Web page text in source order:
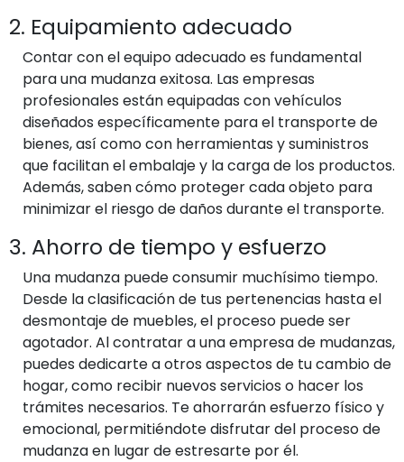
2. Equipamiento adecuado
Contar con el equipo adecuado es fundamental
para una mudanza exitosa. Las empresas
profesionales están equipadas con vehículos
diseñados específicamente para el transporte de
bienes, así como con herramientas y suministros
que facilitan el embalaje y la carga de los productos.
Además, saben cómo proteger cada objeto para
minimizar el riesgo de daños durante el transporte.
3. Ahorro de tiempo y esfuerzo
Una mudanza puede consumir muchísimo tiempo.
Desde la clasificación de tus pertenencias hasta el
desmontaje de muebles, el proceso puede ser
agotador. Al contratar a una empresa de mudanzas,
puedes dedicarte a otros aspectos de tu cambio de
hogar, como recibir nuevos servicios o hacer los
trámites necesarios. Te ahorrarán esfuerzo físico y
emocional, permitiéndote disfrutar del proceso de
mudanza en lugar de estresarte por él.